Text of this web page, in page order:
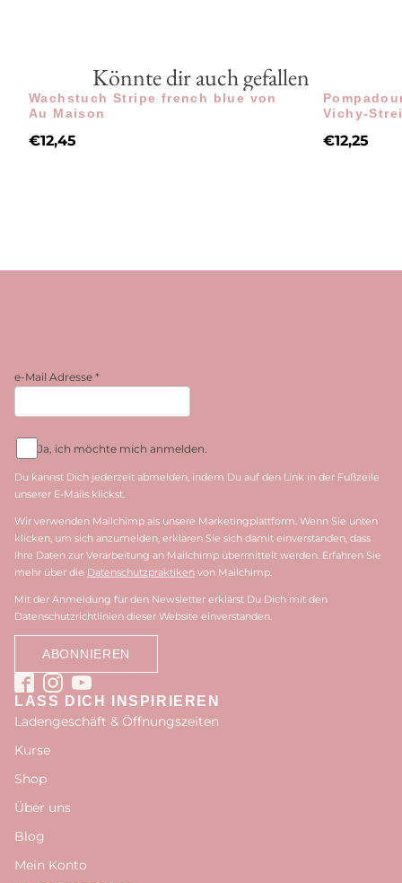
Könnte dir auch gefallen
Wachstuch Stripe french blue von
Au Maison
€12,45
Vichy-
€12,25
e-Mail Adresse *
Ja, ich möchte mich anmelden.
Du kannst Dich jederzeit abmelden, indem Du auf den Link in der Fußzeile
unserer E-Mails klickst.
Wir verwenden Mailchimp als unsere Marketingplattform. Wenn Sie unten
klicken, um sich anzumelden, erklären Sie sich damit einverstanden, dass
Ihre Daten zur Verarbeitung an Mailchimp übermittelt werden. Erfahren Sie
mehr über die Datenschutzpraktiken von Mailchimp.
Mit der Anmeldung für den Newsletter erklärst Du Dich mit den
Datenschutzrichtlinien dieser Website einverstanden.
LASS DICH INSPIRIEREN
Ladengeschäft & Öffnungszeiten
Kurse
Shop
Über uns
Blog
Mein Konto